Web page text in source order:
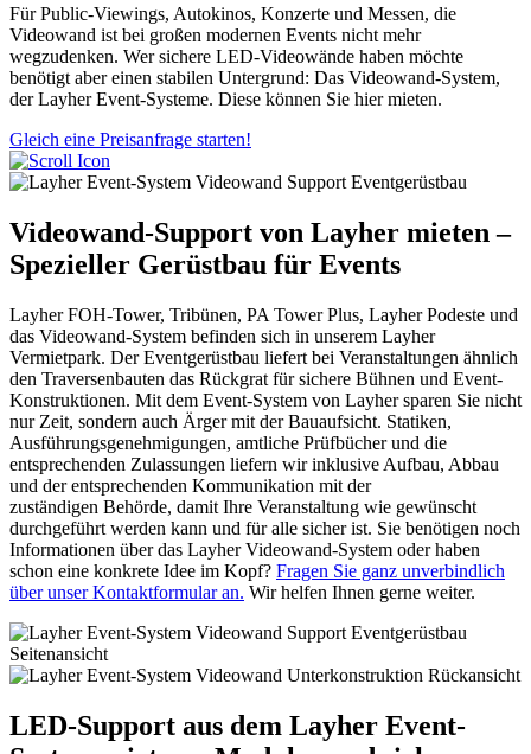
Für Public-Viewings, Autokinos, Konzerte und Messen, die
Videowand ist bei großen modernen Events nicht mehr
wegzudenken. Wer sichere LED-Videowände haben möchte
benötigt aber einen stabilen Untergrund: Das Videowand-System,
der Layher Event-Systeme. Diese können Sie hier mieten.
Gleich eine Preisanfrage starten!
Videowand-Support von Layher mieten –
Spezieller Gerüstbau für Events
Layher FOH-Tower, Tribünen, PA Tower Plus, Layher Podeste und
das Videowand-System befinden sich in unserem Layher
Vermietpark. Der Eventgerüstbau liefert bei Veranstaltungen ähnlich
den Traversenbauten das Rückgrat für sichere Bühnen und Event-
Konstruktionen. Mit dem Event-System von Layher sparen Sie nicht
nur Zeit, sondern auch Ärger mit der Bauaufsicht. Statiken,
Ausführungsgenehmigungen, amtliche Prüfbücher und die
entsprechenden Zulassungen liefern wir inklusive Aufbau, Abbau
und der entsprechenden Kommunikation mit der
zuständigen Behörde, damit Ihre Veranstaltung wie gewünscht
durchgeführt werden kann und für alle sicher ist. Sie benötigen noch
Informationen über das Layher Videowand-System oder haben
schon eine konkrete Idee im Kopf? Fragen Sie ganz unverbindlich
über unser Kontaktformular an. Wir helfen Ihnen gerne weiter.
LED-Support aus dem Layher Event-